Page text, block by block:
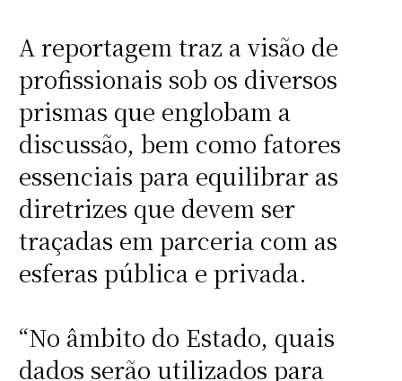
A reportagem traz a visão de
profissionais sob os diversos
prismas que englobam a
discussão, bem como fatores
essenciais para equilibrar as
diretrizes que devem ser
traçadas em parceria com as
esferas pública e privada.
“No âmbito do Estado, quais
dados serão utilizados para